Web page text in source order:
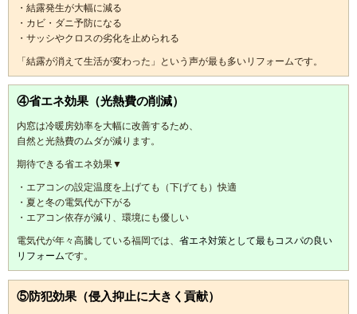
・結露発生が大幅に減る
・カビ・ダニ予防になる
・サッシやクロスの劣化を止められる
「結露が消えて生活が変わった」という声が最も多いリフォームです。
④省エネ効果（光熱費の削減）
内窓は冷暖房効率を大幅に改善するため、
自然と光熱費のムダが減ります。
期待できる省エネ効果▼
・エアコンの設定温度を上げても（下げても）快適
・夏と冬の電気代が下がる
・エアコン依存が減り、環境にも優しい
電気代が年々高騰している福岡では、 省エネ対策として最もコスパの良い
リフォームです。
⑤防犯効果（侵入抑止に大きく貢献）